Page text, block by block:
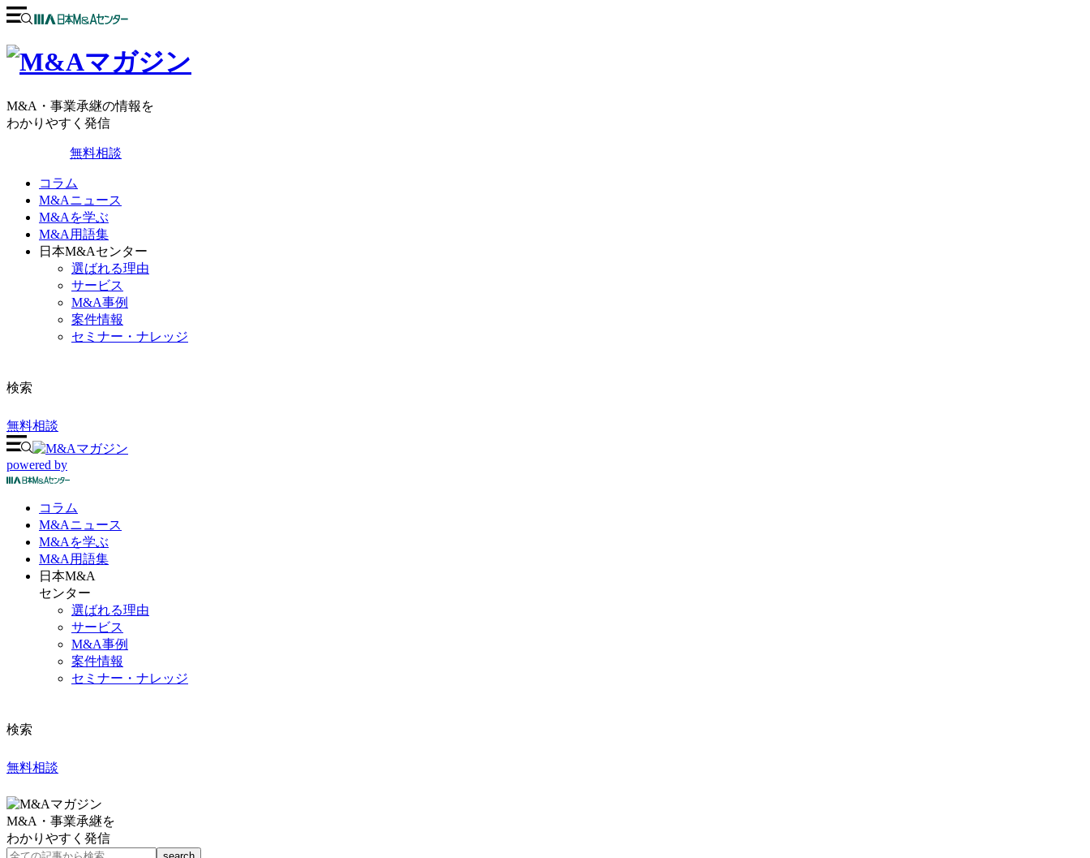
M&A・事業承継の情報を
わかりやすく発信
無料相談
コラム
M&Aニュース
M&Aを学ぶ
M&A用語集
日本M&Aセンター
選ばれる理由
サービス
M&A事例
案件情報
セミナー・ナレッジ
検索
無料相談
powered by
コラム
M&Aニュース
M&Aを学ぶ
M&A 用語集
日本M&A
センター
選ばれる理由
サービス
M&A事例
案件情報
セミナー・ナレッジ
検索
無料相談
M&A・事業承継を
わかりやすく発信